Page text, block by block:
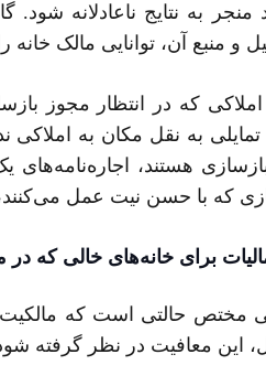
به نتایج ناعادلانه
و منبع آن، توانایی مالک
که در انتظار مجوز
به نقل مکان به املاکی
هستند،
که با حسن نیت عمل
برای خانه‌های خالی که
مختص حالتی است که
این معافیت در نظر گرفته